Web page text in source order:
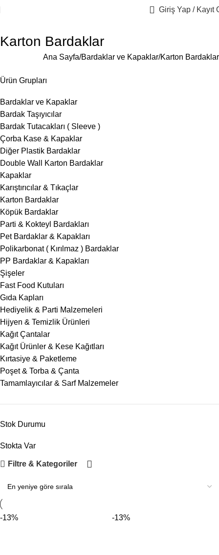
Giriş Yap / Kayıt
Karton Bardaklar
Ana Sayfa Bardaklar ve Kapaklar Karton Bardaklar
Ürün Grupları
Bardaklar ve Kapaklar
Bardak Taşıyıcılar
Bardak Tutacakları ( Sleeve )
Çorba Kase & Kapaklar
Diğer Plastik Bardaklar
Double Wall Karton Bardaklar
Kapaklar
Karıştırıcılar & Tıkaçlar
Karton Bardaklar
Köpük Bardaklar
Parti & Kokteyl Bardakları
Pet Bardaklar & Kapakları
Polikarbonat ( Kırılmaz ) Bardaklar
PP Bardaklar & Kapakları
Şişeler
Fast Food Kutuları
Gıda Kapları
Hediyelik & Parti Malzemeleri
Hijyen & Temizlik Ürünleri
Kağıt Çantalar
Kağıt Ürünler & Kese Kağıtları
Kırtasiye & Paketleme
Poşet & Torba & Çanta
Tamamlayıcılar & Sarf Malzemeler
Stok Durumu
Stokta Var
Filtre & Kategoriler
-13% -13%